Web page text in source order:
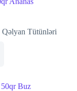
Qəlyan Tütünləri